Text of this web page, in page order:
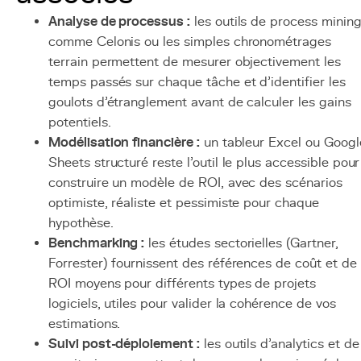
Analyse de processus :les outils de process mining
comme Celonis ou les simples chronométrages
terrain permettent de mesurer objectivement les
temps passés sur chaque tâche et d'identifier les
goulots d'étranglement avant de calculer les gains
potentiels.
Modélisation financière :un tableur Excel ou
Sheets structuré reste l'outil le plus accessible pour
construire un modèle de ROI, avec des scénarios
optimiste, réaliste et pessimiste pour chaque
hypothèse.
Benchmarking : les études sectorielles (Gartner,
Forrester) fournissent des références de coût et de
ROI moyens pour différents types de projets
logiciels, utiles pour valider la cohérence de vos
estimations.
Suivi post-déploiement :les outils d'analytics et de